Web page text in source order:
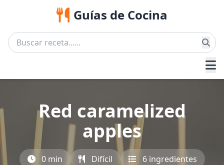
Guías de Cocina
Red caramelized
apples
0 min Difícil
6 ingredientes